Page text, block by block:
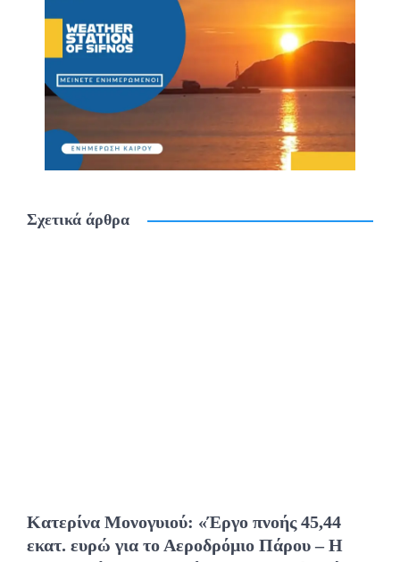
Σχετικά άρθρα
Κατερίνα Μονογυιού: «Έργο πνοής 45,44
εκατ. ευρώ για το Αεροδρόμιο Πάρου – Η